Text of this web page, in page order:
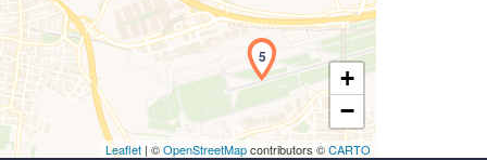
5
+
−
Leaflet | ©OpenStreetMapcontributors ©CARTO